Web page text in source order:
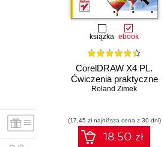
książka ebook
CorelDRAW X4 PL.
Ćwiczenia praktyczne
Roland Zimek
(17,45 zł najniższa cena z 30 dni)
18.50 zł